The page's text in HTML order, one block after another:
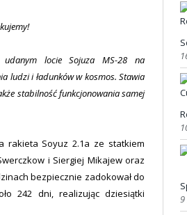
udanym locie Sojuza MS-28 na
ludzi i ładunków w kosmos. Stawia
stabilność funkcjonowania samej
rakieta Soyuz 2.1a ze statkiem
i Siergiej Mikajew oraz
bezpiecznie zadokował do
242 dni, realizując dziesiątki